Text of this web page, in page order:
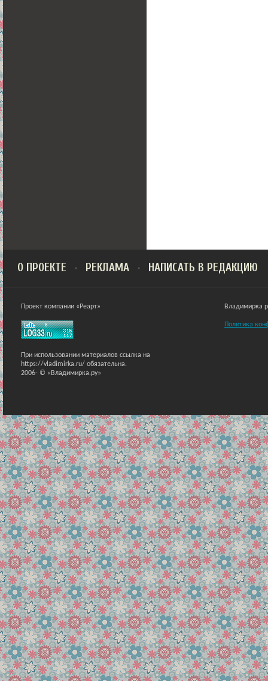
О ПРОЕКТЕ РЕКЛАМА НАПИСАТЬ В РЕДАКЦИЮ
Проект компании «Реарт»
При использовании материалов ссылка на
https://vladimirka.ru/ обязательна.
2006- © «Владимирка.ру»
Владимирка
Политика